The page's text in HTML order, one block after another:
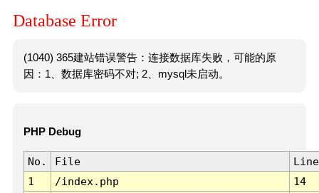
Database Error
(1040) 365建站错误警告：连接数据库失败，可能的原
因：1、数据库密码不对; 2、mysql未启动。
PHP Debug
No. File
Line
1
/index.php 14